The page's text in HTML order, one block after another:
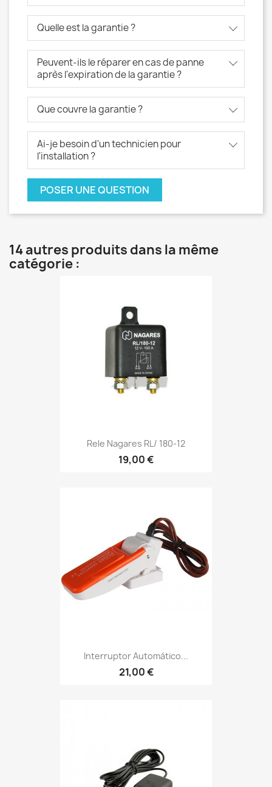
Quelle est la garantie ?
Peuvent-ils le réparer en cas de panne
après l'expiration de la garantie ?
Que couvre la garantie ?
Ai-je besoin d'un technicien pour
l'installation ?
POSER UNE QUESTION
14 autres produits dans la même
catégorie :
Rele Nagares RL/ 180-12
19,00 €
Interruptor Automático...
21,00 €